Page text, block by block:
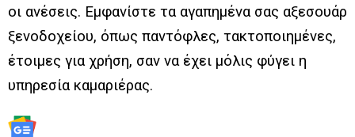
οι ανέσεις. Εμφανίστε τα αγαπημένα σας αξεσουάρ
ξενοδοχείου, όπως παντόφλες, τακτοποιημένες,
έτοιμες για χρήση, σαν να έχει μόλις φύγει η
υπηρεσία καμαριέρας.